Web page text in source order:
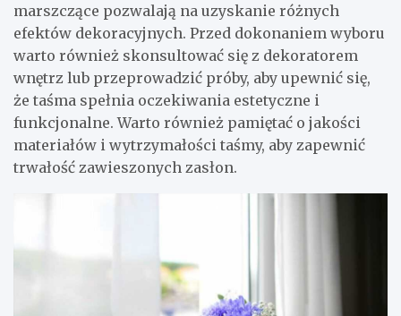
marszczące pozwalają na uzyskanie różnych
efektów dekoracyjnych. Przed dokonaniem wyboru
warto również skonsultować się z dekoratorem
wnętrz lub przeprowadzić próby, aby upewnić się,
że taśma spełnia oczekiwania estetyczne i
funkcjonalne. Warto również pamiętać o jakości
materiałów i wytrzymałości taśmy, aby zapewnić
trwałość zawieszonych zasłon.